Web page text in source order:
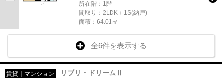
所在階：1階
間取り：2LDK＋1S(納戸)
面積：64.01㎡
全6件を表示する
賃貸｜マンション リブリ・ドリームⅡ